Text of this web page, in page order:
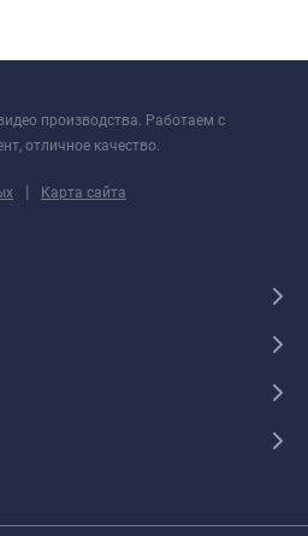
производства. Работаем с
отличное качество.
| Карта сайта